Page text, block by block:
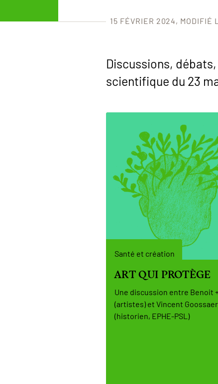
15 FÉVRIER 2024 MODIFIÉ
Discussions,
scientifique du 23
Santé et création
ART QUI PROTÈGE
Une discussion entre Benoit
(artistes) et Vincent
(historien, EPHE-PSL)